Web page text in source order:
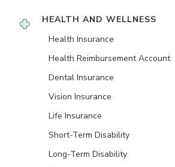
HEALTH AND WELLNESS
Health Insurance
Health Reimbursement Account
Dental Insurance
Vision Insurance
Life Insurance
Short-Term Disability
Long-Term Disability